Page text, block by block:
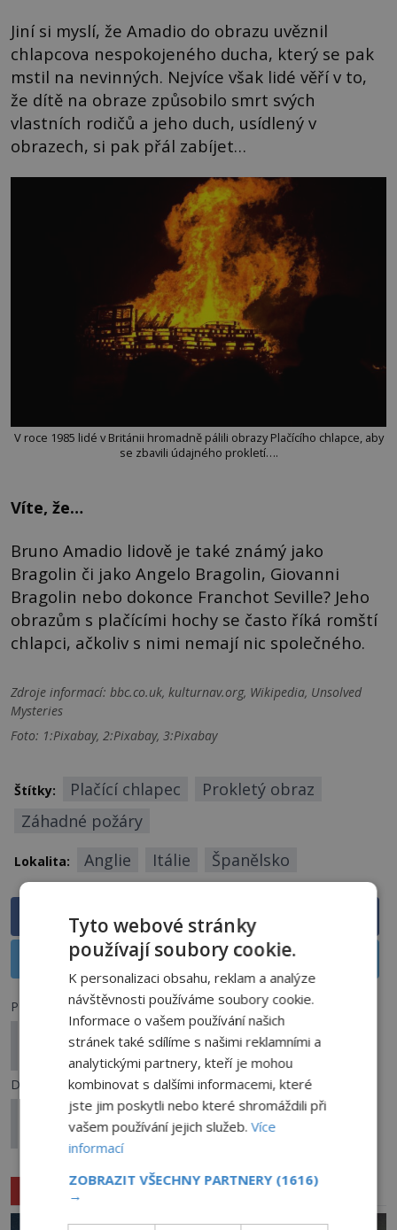
Jiní si myslí, že Amadio do obrazu uvěznil
chlapcova nespokojeného ducha, který se pak
mstil na nevinných. Nejvíce však lidé věří v to,
že dítě na obraze způsobilo smrt svých
vlastních rodičů a jeho duch, usídlený v
obrazech, si pak přál zabíjet…
V roce 1985 lidé v Británii hromadně pálili obrazy Plačícího chlapce, aby
se zbavili údajného prokletí….
Víte, že…
Bruno Amadio lidově je také známý jako
Bragolin či jako Angelo Bragolin, Giovanni
Bragolin nebo dokonce Franchot Seville? Jeho
obrazům s plačícími hochy se často říká romští
chlapci, ačkoliv s nimi nemají nic společného.
Zdroje informací: bbc.co.uk, kulturnav.org, Wikipedia, Unsolved
Mysteries
Foto: 1:Pixabay, 2:Pixabay, 3:Pixabay
Štítky: Plačící chlapec
Prokletý obraz
Záhadné požáry
Lokalita: Anglie Itálie Španělsko
Sdílet na Facebooku
Sdílet na X
Předchozí článek
Cestování časem: Jak se švýcarský prsten ocitl ve
400 let zapečetěné hrobce?
Další článek
Děsivé záběry z dronu: Natočil ducha černooké
dívky?
Související články
Tyto webové stránky
používají soubory cookie.
K personalizaci obsahu, reklam a analýze
návštěvnosti používáme soubory cookie.
Informace o vašem používání našich
stránek také sdílíme s našimi reklamními a
analytickými partnery, kteří je mohou
kombinovat s dalšími informacemi, které
jste jim poskytli nebo které shromáždili při
vašem používání jejich služeb.Více
informací
ZOBRAZIT VŠECHNY PARTNERY (1616)
→